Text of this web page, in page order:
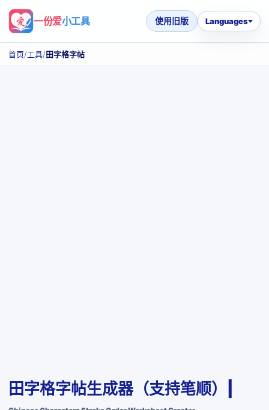
一份爱小工具 使用旧版 Languages
首页/工具/田字格字帖
田字格字帖生成器（支持笔顺）|